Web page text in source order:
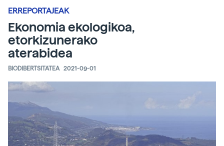
ERREPORTAJEAK
Ekonomia ekologikoa,
etorkizunerako
aterabidea
BIODIBERTSITATEA 2021-09-01